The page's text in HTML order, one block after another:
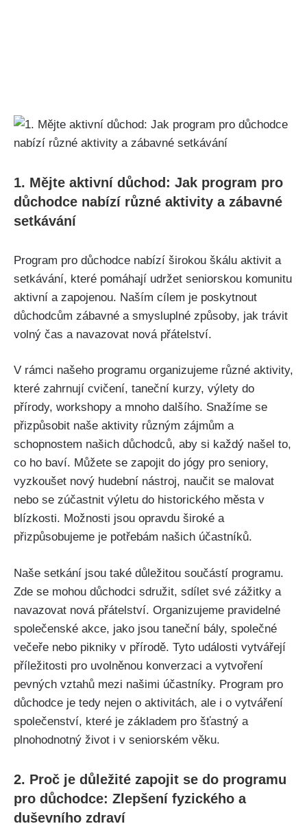
1. Mějte aktivní ‍důchod: Jak program pro
důchodce nabízí ​různé aktivity a zábavné
setkávání
Program pro důchodce nabízí širokou škálu aktivit a
setkávání, které ‍pomáhají udržet seniorskou ⁤komunitu
aktivní ⁣a zapojenou. ​Naším cílem je poskytnout
důchodcům zábavné a smysluplné způsoby, jak trávit
volný čas a navazovat nová přátelství.
V rámci našeho programu organizujeme různé aktivity,
které zahrnují cvičení, taneční kurzy, výlety do
přírody, workshopy a mnoho ⁢dalšího. ⁢Snažíme ‌se
přizpůsobit naše aktivity různým zájmům a
schopnostem našich důchodců, aby si každý našel to,
co ho baví. Můžete‌ se zapojit do jógy ‍pro seniory,
vyzkoušet nový hudební nástroj, naučit ⁢se malovat
nebo se zúčastnit výletu do historického města v
blízkosti. Možnosti jsou opravdu široké a
přizpůsobujeme je ⁤potřebám našich účastníků.
Naše setkání jsou také důležitou součástí programu.
Zde se ​mohou důchodci sdružit, sdílet své zážitky a
navazovat nová přátelství. Organizujeme pravidelné
společenské akce, jako jsou taneční bály, společné
večeře⁣ nebo pikniky v přírodě. Tyto události vytvářejí
příležitosti pro uvolněnou konverzaci ‌a vytvoření
⁢pevných vztahů mezi našimi ⁣účastníky. Program pro
důchodce je tedy nejen o aktivitách, ⁢ale i o vytváření
společenství, ⁢které je základem pro šťastný a
plnohodnotný život i ​v ‌seniorském věku.
2. Proč je důležité zapojit se do programu
pro důchodce: Zlepšení fyzického a
duševního zdraví